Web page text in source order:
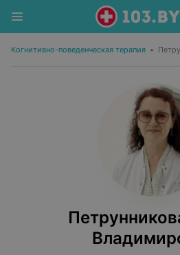
Когнитивно-поведенческая терапия •